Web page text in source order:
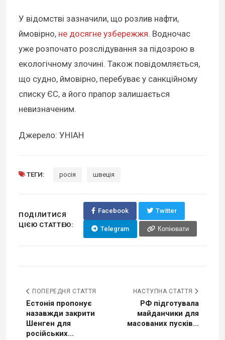
У відомстві зазначили, що розлив нафти,
ймовірно, не досягне узбережжя. Водночас
уже розпочато розслідування за підозрою в
екологічному злочині. Також повідомляється,
що судно, ймовірно, перебуває у санкційному
списку ЄС, а його прапор залишається
невизначеним.
Джерело: УНІАН
ТЕГИ: росія швеція
ПОДІЛИТИСЯ
ЦІЄЮ СТАТТЕЮ:
Facebook Twitter
Telegram Копіювати
ПОПЕРЕДНЯ СТАТТЯ
Естонія пропонує
назавжди закрити
Шенген для
російських...
НАСТУПНА СТАТТЯ
РФ підготувала
майданчики для
масованих пусків...